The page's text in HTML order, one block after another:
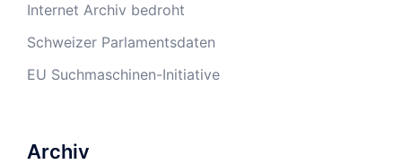
Internet Archiv bedroht
Schweizer Parlamentsdaten
EU Suchmaschinen-Initiative
Archiv